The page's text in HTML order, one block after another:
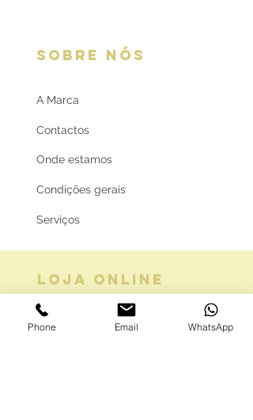
SOBRE NÓS
A Marca
Contactos
Onde estamos
Condições gerais
Serviços
LOJA ONLINE
Guia de tamanhos
Phone Email WhatsApp